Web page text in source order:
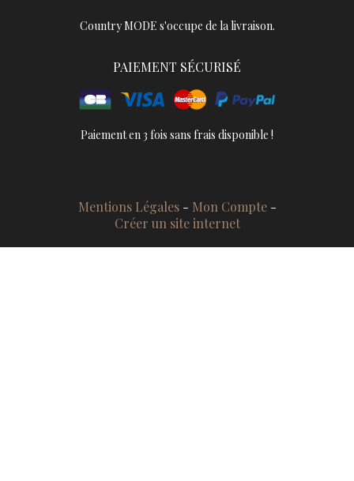
Country MODE s'occupe de la livraison.
PAIEMENT SÉCURISÉ
Paiement en 3 fois sans frais disponible !
Mentions Légales
Mon Compte
Créer un site internet